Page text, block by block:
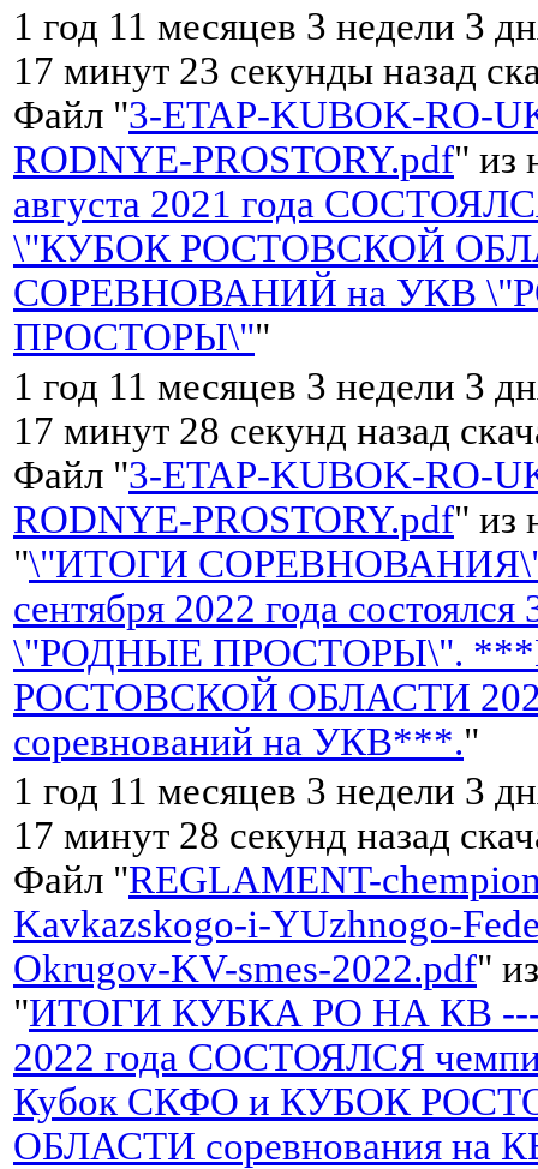
1 год 11 месяцев 3 недели 3
17 минут 23 секунды назад
Файл "3-ETAP-KUBOK-RO-
RODNYE-PROSTORY.pdf" из
августа 2021 года
\"КУБОК РОСТОВСКОЙ
СОРЕВНОВАНИЙ на УКВ
ПРОСТОРЫ\""
1 год 11 месяцев 3 недели 3
17 минут 28 секунд назад
Файл "3-ETAP-KUBOK-RO-
RODNYE-PROSTORY.pdf" из
"\"ИТОГИ
сентября 2022 года
\"РОДНЫЕ ПРОСТОРЫ\".
РОСТОВСКОЙ ОБЛАСТИ
соревнований на УКВ***."
1 год 11 месяцев 3 недели 3
17 минут 28 секунд назад
Файл "REGLAMENT-
Kavkazskogo-i-YUzhnogo-
Okrugov-KV-smes-2022.pdf"
"ИТОГИ КУБКА РО НА КВ ---
2022 года СОСТОЯЛСЯ
Кубок СКФО и КУБОК
ОБЛАСТИ соревнования на